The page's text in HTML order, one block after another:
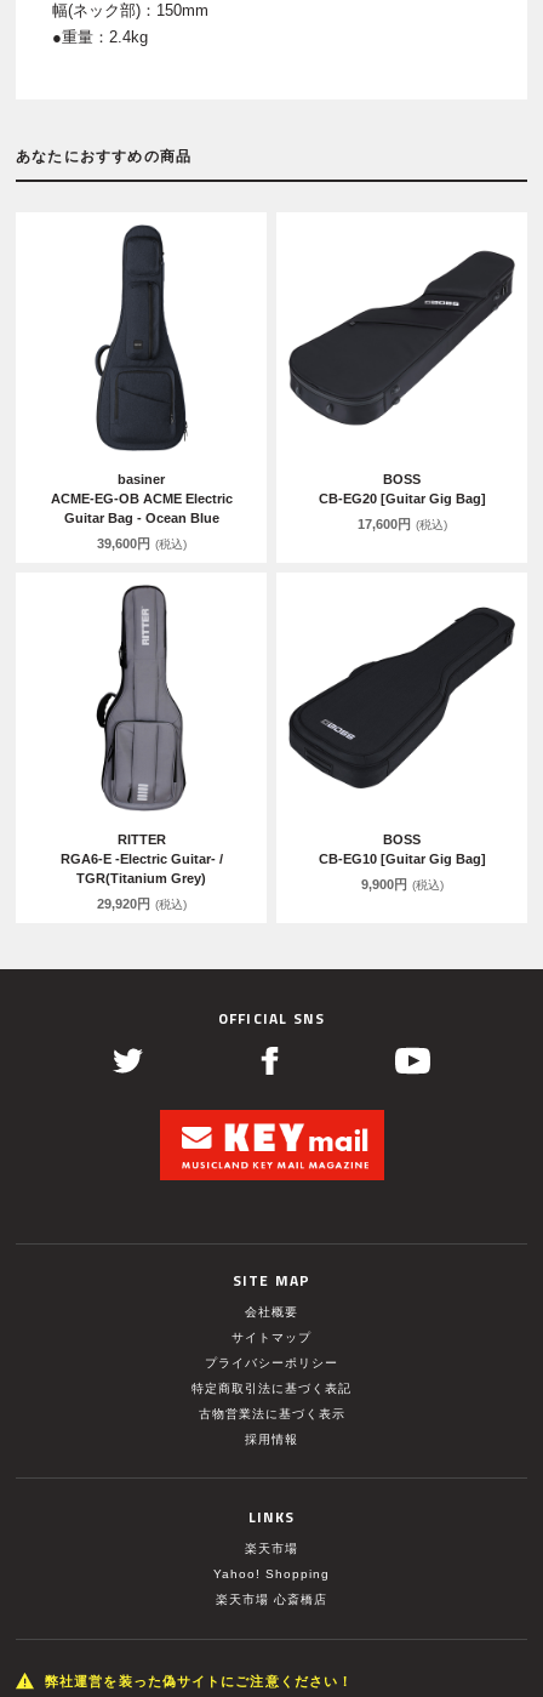
幅(ネック部)：150mm
●重量：2.4kg
あなたにおすすめの商品
basiner
ACME-EG-OB ACME Electric
Guitar Bag - Ocean Blue
39,600円 (税込)
BOSS
CB-EG20 [Guitar Gig Bag]
17,600円 (税込)
RITTER
RGA6-E -Electric Guitar- /
TGR(Titanium Grey)
29,920円 (税込)
BOSS
CB-EG10 [Guitar Gig Bag]
9,900円 (税込)
OFFICIAL SNS
SITE MAP
会社概要
サイトマップ
プライバシーポリシー
特定商取引法に基づく表記
古物営業法に基づく表示
採用情報
LINKS
楽天市場
Yahoo! Shopping
楽天市場 心斎橋店
弊社運営を装った偽サイトにご注意ください！